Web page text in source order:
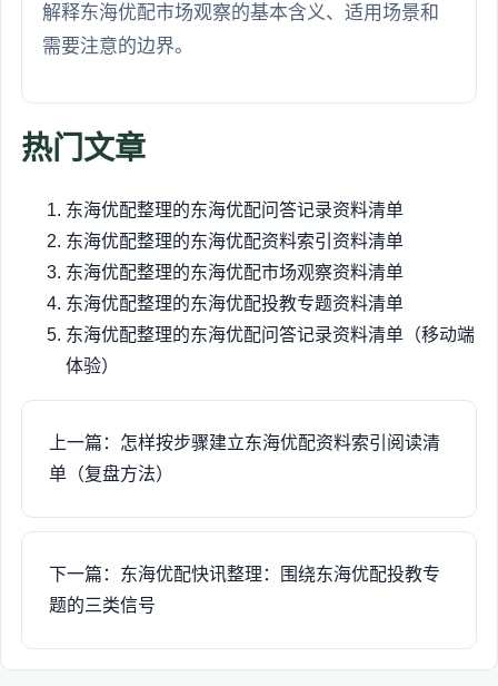
解释东海优配市场观察的基本含义、适用场景和
需要注意的边界。
热门文章
东海优配整理的东海优配问答记录资料清单
东海优配整理的东海优配资料索引资料清单
东海优配整理的东海优配市场观察资料清单
东海优配整理的东海优配投教专题资料清单
东海优配整理的东海优配问答记录资料清单（移动端
体验）
上一篇：怎样按步骤建立东海优配资料索引阅读清
单（复盘方法）
下一篇：东海优配快讯整理：围绕东海优配投教专
题的三类信号